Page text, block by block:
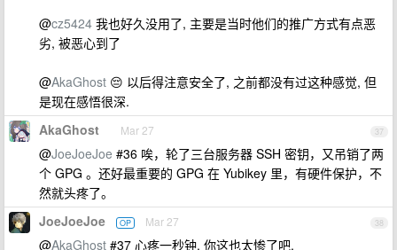
@cz5424 我也好久没用了, 主要是当时他们的推广方式有点恶
劣, 被恶心到了
@AkaGhost 😔 以后得注意安全了, 之前都没有过这种感觉, 但
是现在感悟很深.
37
AkaGhost Mar 27
@JoeJoeJoe #36 唉，轮了三台服务器 SSH 密钥，又吊销了两
个 GPG 。还好最重要的 GPG 在 Yubikey 里，有硬件保护，不
然就头疼了。
38
JoeJoeJoe OP Mar 27
@AkaGhost #37 心疼一秒钟, 你这也太惨了吧.